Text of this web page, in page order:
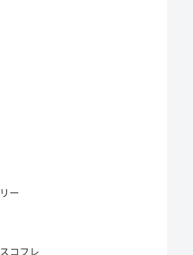
ー
コフレ